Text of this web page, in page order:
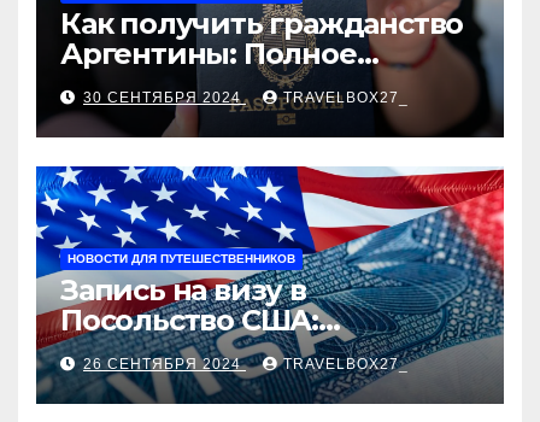
Как получить гражданство
Аргентины: Полное
руководство
30 СЕНТЯБРЯ 2024 TRAVELBOX27_
НОВОСТИ ДЛЯ ПУТЕШЕСТВЕННИКОВ
Запись на визу в
Посольство США:
Пошаговое руководство
26 СЕНТЯБРЯ 2024 TRAVELBOX27_